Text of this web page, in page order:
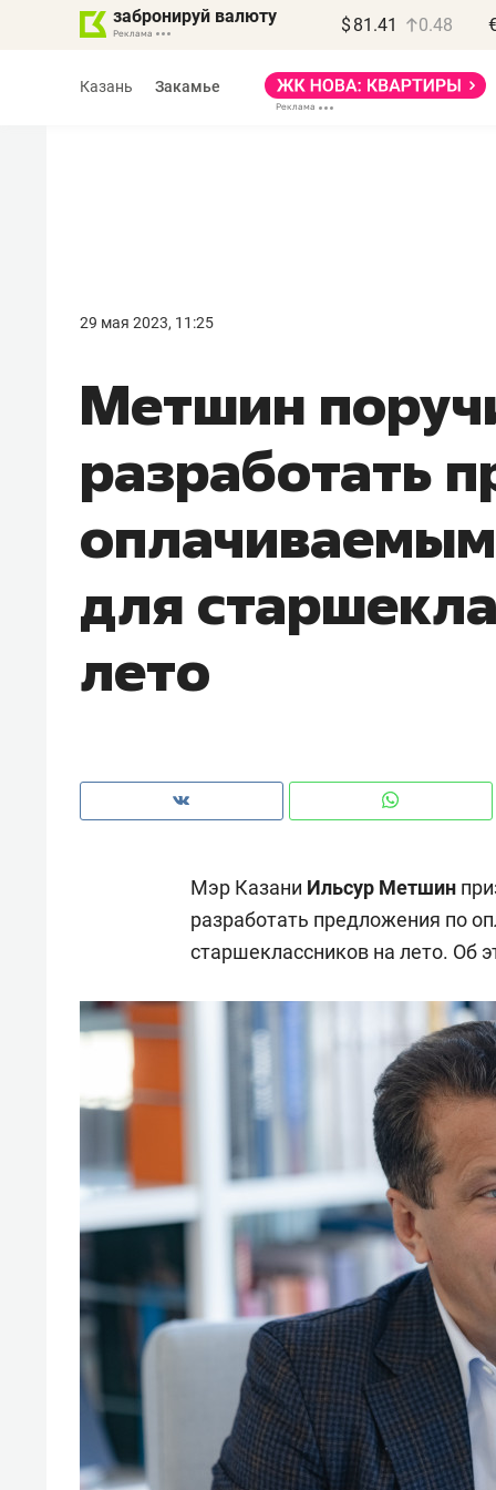
забронируй валюту $ 81.41 0.48
Казань Закамье
29 мая 2023, 11:25
Метшин
разработать
для
лето
Мэр Казани Ильсур Метшин
разработать предложения по
старшеклассников на лето. Об
правил, бизнес может
потерять минимум
полгода»
Как бизнесу выйти на зарубежные
чем интересен Оман?
Рекомендуем
Падел, фитнес, танцы и даже
ниндзя-зал: как ТРЦ «Франт»
спорта
свою